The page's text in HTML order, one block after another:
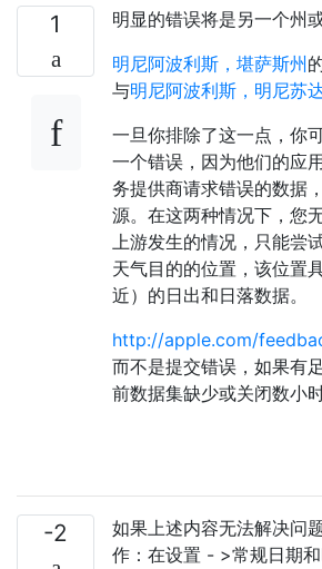
1
明显的错误将是另一个州
明尼阿波利斯，堪萨斯州
与明尼阿波利斯，明尼苏
一旦你排除了这一点，你
一个错误，因为他们的应
务提供商请求错误的数据
源。在这两种情况下，您
上游发生的情况，只能尝
天气目的的位置，该位置
近）的日出和日落数据。
http://apple.com/
而不是提交错误，如果有
前数据集缺少或关闭数小时
-2
如果上述内容无法解决问
作：在设置 - >常规日期